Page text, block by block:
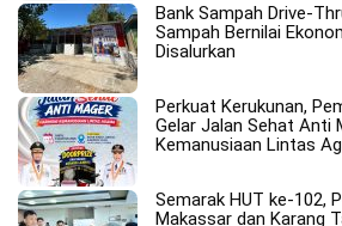
Bank Sampah Drive-
Sampah Bernilai
Disalurkan
Perkuat Kerukunan,
Gelar Jalan Sehat Anti
Kemanusiaan Lintas
Semarak HUT ke-102,
Makassar dan Karang